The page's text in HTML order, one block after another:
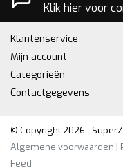
Klik hier voor
Klantenservice
Mijn account
Categorieën
Contactgegevens
© Copyright 2026 -
Algemene voorwaarden |
Feed